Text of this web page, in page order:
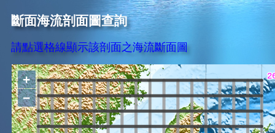
斷面海流剖面圖查詢
請點選格線顯示該剖面之海流斷面圖
+
−